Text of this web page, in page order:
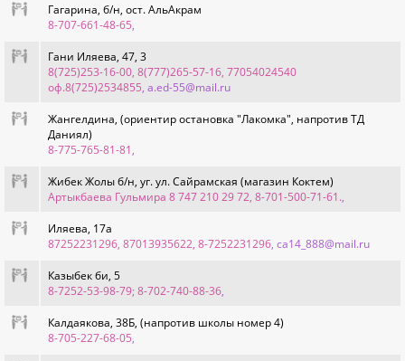
Гагарина, б/н, ост. АльАкрам
8-707-661-48-65,
Гани Иляева, 47, 3
8(725)253-16-00, 8(777)265-57-16, 77054024540
оф.8(725)2534855, a.ed-55@mail.ru
Жангелдина, (ориентир остановка "Лакомка", напротив ТД
Даниял)
8-775-765-81-81,
Жибек Жолы б/н, уг. ул. Сайрамская (магазин Коктем)
Артыкбаева Гульмира 8 747 210 29 72, 8-701-500-71-61.,
Иляева, 17а
87252231296, 87013935622, 8-7252231296, ca14_888@mail.ru
Казыбек би, 5
8-7252-53-98-79; 8-702-740-88-36,
Калдаякова, 38Б, (напротив школы номер 4)
8-705-227-68-05,